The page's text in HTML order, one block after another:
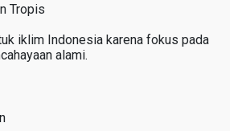
Tropis
iklim Indonesia karena fokus pada
alami.